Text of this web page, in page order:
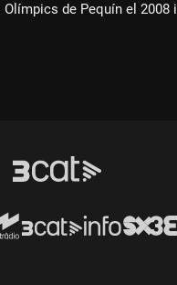
de Pequín el 2008 i
a la costa de Lampedusa,
per participar als Jocs